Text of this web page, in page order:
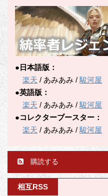
●日本語版：
楽天 / あみあみ /駿河屋
●英語版：
楽天 / あみあみ /駿河屋
●コレクターブースター：
楽天 / あみあみ /駿河屋
購読する
相互RSS